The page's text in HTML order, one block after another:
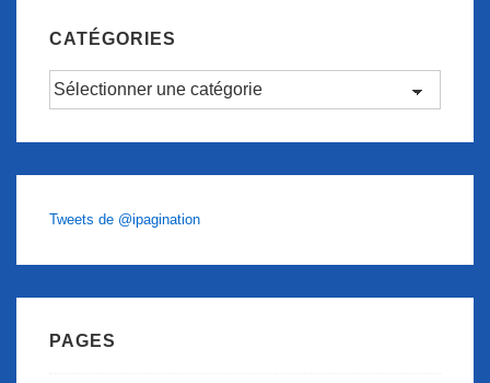
CATÉGORIES
Catégories
Tweets de @ipagination
PAGES